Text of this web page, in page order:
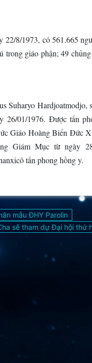
22/8/1973, có 561.665
giáo phận; 49
Suharyo Hardjoatmodjo,
26/01/1976. Được tấn
Giáo Hoàng Biển Đức
Giám Mục từ ngày
tấn phong hồng y.
mẫu ĐHY Parolin
sẽ tham dự Đại hội thứ